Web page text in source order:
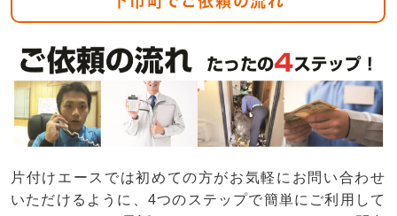
片付けエースでは初めての方がお気軽にお問い合わせ
いただけるように、4つのステップで簡単にご利用して